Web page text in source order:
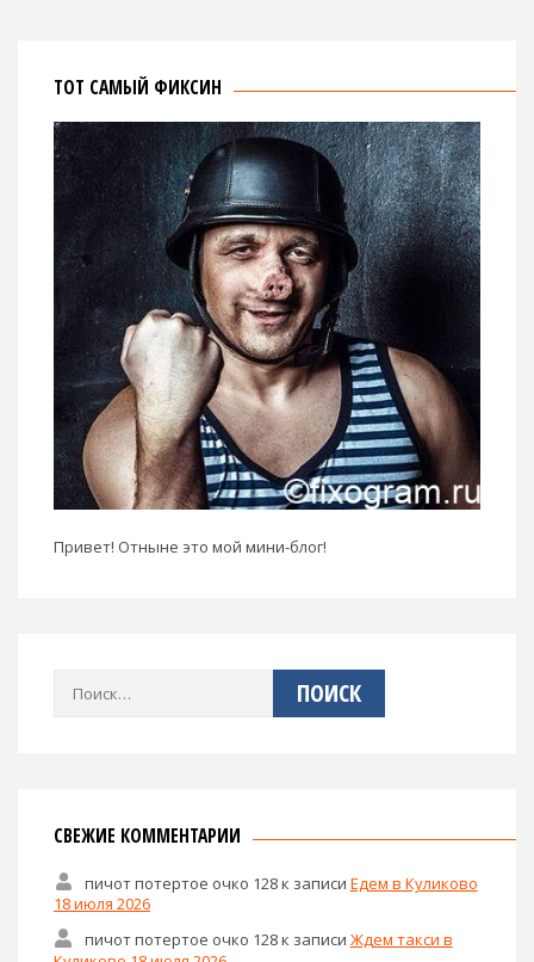
ТОТ САМЫЙ ФИКСИН
Привет! Отныне это мой мини-блог!
Найти:
СВЕЖИЕ КОММЕНТАРИИ
пичот потертое очко 128к записи Едем в Куликово
18 июля 2026
пичот потертое очко 128к записи Ждем такси в